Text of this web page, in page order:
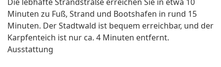
Minuten zu Fuß, Strand und Bootshafen in rund 15
Minuten. Der Stadtwald ist bequem erreichbar, und der
Karpfenteich ist nur ca. 4 Minuten entfernt.
Ausstattung